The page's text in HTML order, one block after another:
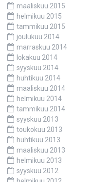
maaliskuu 2015
helmikuu 2015
tammikuu 2015
joulukuu 2014
marraskuu 2014
lokakuu 2014
syyskuu 2014
huhtikuu 2014
maaliskuu 2014
helmikuu 2014
tammikuu 2014
syyskuu 2013
toukokuu 2013
huhtikuu 2013
maaliskuu 2013
helmikuu 2013
syyskuu 2012